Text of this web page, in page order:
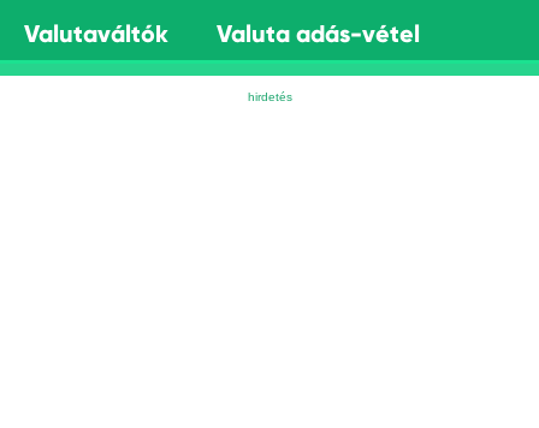
Valutaváltók
Valuta adás-vétel